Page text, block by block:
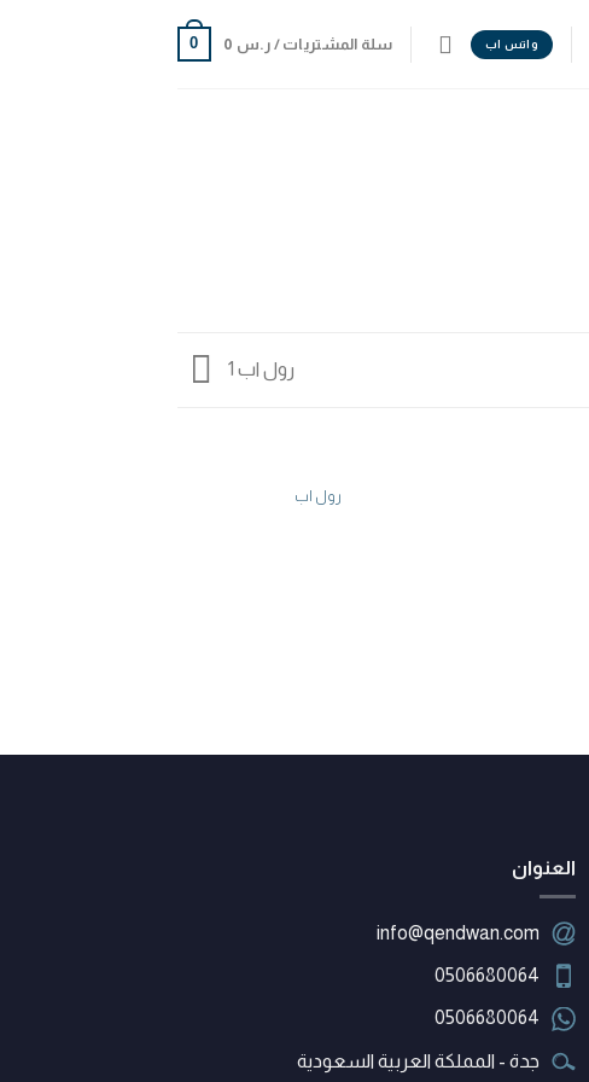
واتس اب سلة المشتريات / ر.س 0
رول اب 1
رول اب
العنوان
info@qendwan.com
0506680064
0506680064
جدة - المملكة العربية السعودية